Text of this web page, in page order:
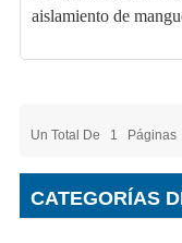
aislamiento de
Un Total De 1 Páginas
CATEGORÍAS